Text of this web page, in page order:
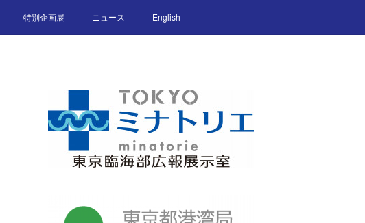
特別企画展 ニュース English